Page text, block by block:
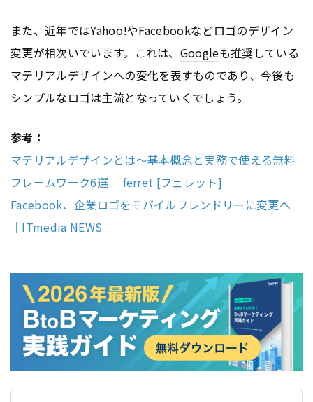
また、近年ではYahoo!やFacebookなどロゴのデザイン
変更が相次いでいます。これは、 Googleも推奨している
マテリアルデザインへの変化を表すものであり、今後も
シンプルなロゴは主流となっていくでしょう。
参考：
マテリアルデザインとは〜基本概念と実務で使える無料
フレームワーク6選 ｜ferret [フェレット]
Facebook、企業ロゴをモバイルフレンドリーに変更へ
｜ITmedia NEWS